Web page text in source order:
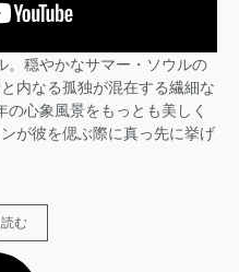
。穏やかなサマー・ソウルの
内なる孤独が混在する繊細な
の心象風景をもっとも美しく
が彼を偲ぶ際に真っ先に挙げ
む